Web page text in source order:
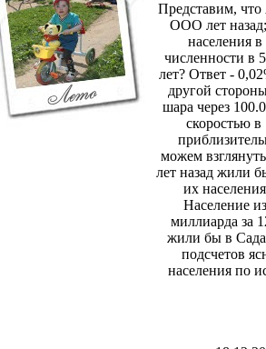
Представим,
ООО лет назад;
населения
численности в
лет? Ответ -
другой
шара через
скоростью
можем
лет назад жили
их
Население
миллиарда за
жили бы в
подсчетов
населения по